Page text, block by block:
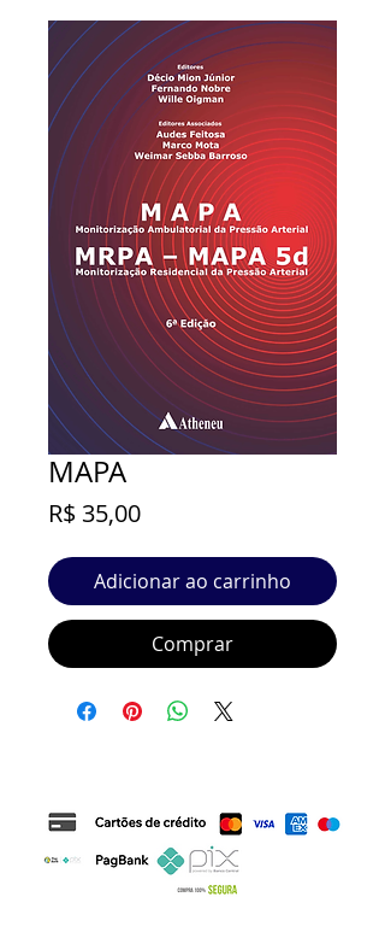
MAPA
R$ 35,00Preço
Adicionar ao carrinho
Comprar